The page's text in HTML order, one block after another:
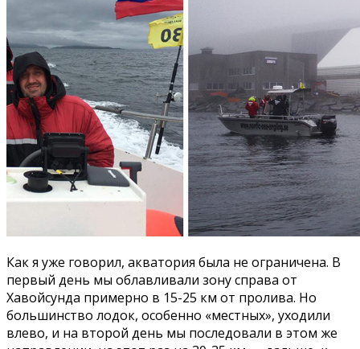
Как я уже говорил, акватория была не ограничена. В
первый день мы облавливали зону справа от
Хавойсунда примерно в 15-25 км от пролива. Но
большинство лодок, особенно «местных», уходили
влево, и на второй день мы последовали в этом же